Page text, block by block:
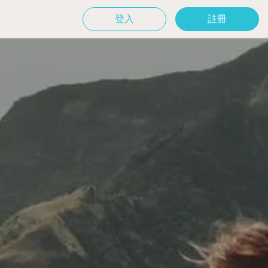
登入 註冊